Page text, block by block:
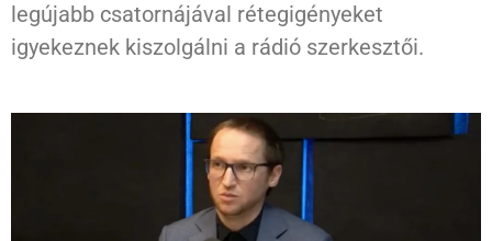
legújabb csatornájával rétegigényeket
igyekeznek kiszolgálni a rádió szerkesztői.